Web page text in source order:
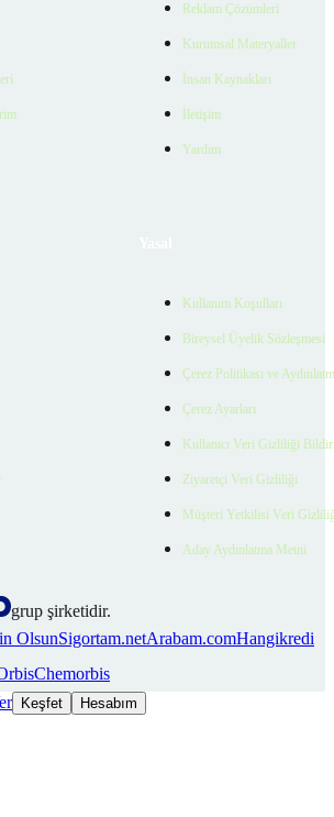
Reklam Çözümleri
Kurumsal Materyaller
İnsan Kaynakları
İletişim
Yardım
Kullanım Koşulları
Bireysel Üyelik Sözleşmesi
Çerez Politikası ve
Çerez Ayarları
Kullanıcı Veri Gizliliği
Ziyaretçi Veri Gizliliği
Müşteri Yetkilisi Veri
Aday Aydınlatma Metni
grup şirketidir.
OlsunSigortam.netArabam.comHangikredi
Chemorbis
Keşfet Hesabım